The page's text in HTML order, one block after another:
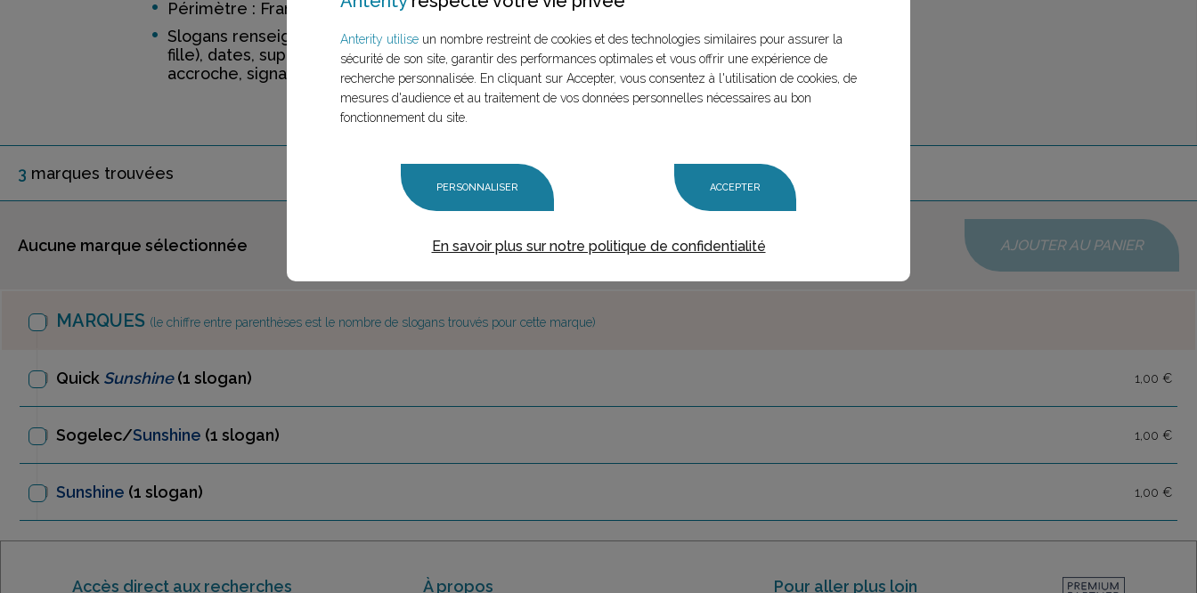
Périmètre : France
Slogans renseignés incluant marque (mère et
fille), dates, support, distinction claim,
accroche, signature
3 marques trouvées
Aucune marque sélectionnée AJOUTER AU PANIER
MARQUES (le chiffre entre parenthèses est le nombre de slogans trouvés pour cette marque)
Quick Sunshine(1 slogan) 1,00 €
Sogelec/Sunshine (1 slogan) 1,00 €
Sunshine (1 slogan) 1,00 €
Accès direct aux recherches À propos Pour aller plus loin
Anterity utilise un nombre restreint de cookies et des technologies similaires pour assurer la
sécurité de son site, garantir des performances optimales et vous offrir une expérience de
recherche personnalisée. En cliquant sur Accepter, vous consentez à l'utilisation de cookies, de
mesures d'audience et au traitement de vos données personnelles nécessaires au bon
fonctionnement du site.
PERSONNALISER ACCEPTER
En savoir plus sur notre politique de confidentialité